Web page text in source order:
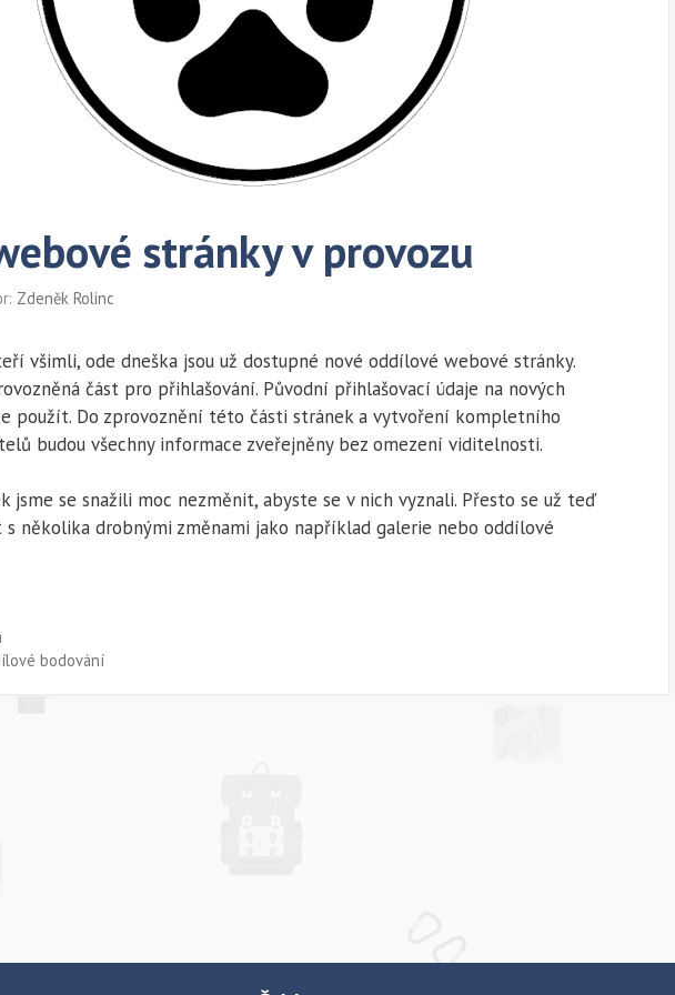
stránky v provozu
Zdeněk Rolinc
všimli, ode dneška jsou už dostupné nové oddílové webové stránky.
část pro přihlašování. Původní přihlašovací údaje na nových
použít. Do zprovoznění této části stránek a vytvoření kompletního
budou všechny informace zveřejněny bez omezení viditelnosti.
jsme se snažili moc nezměnit, abyste se v nich vyznali. Přesto se už teď
několika drobnými změnami jako například galerie nebo oddílové
bodování